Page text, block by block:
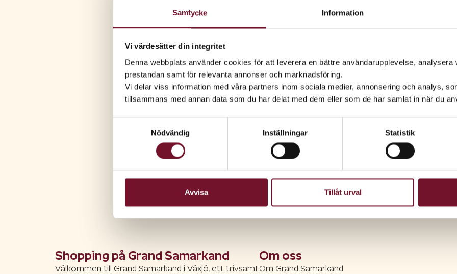
Samtycke Information
Vi värdesätter din integritet
Denna webbplats använder cookies för att leverera en bättre användarupplevelse,
prestandan samt för relevanta annonser och marknadsföring.
Vi delar viss information med våra partners inom sociala medier, annonsering och analys,
tillsammans med annan data som du har delat med dem eller som de har samlat in när du
Nödvändig
Inställningar Statistik
Avvisa Tillåt urval
5%
rabatt i egenvården.
Gäller t.o.m. 31 dec, 2026,
villkor
Till Apoteket Samarkand Alla kampanjer
Shopping på Grand Samarkand
Välkommen till Grand Samarkand i Växjö, ett trivsamt
Om oss
Om Grand Samarkand